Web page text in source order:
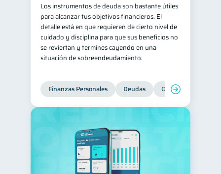
Finanzas para mujeres 20
Seguridad financiera
Salud financiera 12
Organización Financiera
Entidad financiera 8
Tarjeta de crédito
Historial crediticio 6
Ciberseguridad
Servicios 4
Los instrumentos de deuda son bastante útiles
para alcanzar tus objetivos financieros. El
detalle está en que requieren de cierto nivel de
cuidado y disciplina para que sus beneficios no
se reviertan y termines cayendo en una
situación de sobreendeudamiento.
Finanzas Personales Deudas Organización